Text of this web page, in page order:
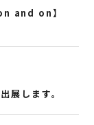
and on】
展します。